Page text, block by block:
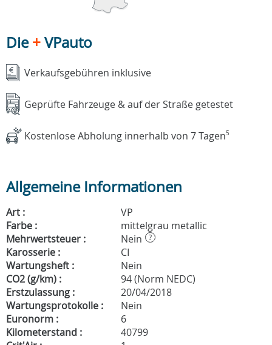
Die+VPauto
Verkaufsgebühren inklusive
Geprüfte Fahrzeuge & auf der Straße getestet
Kostenlose Abholung innerhalb von 7 Tagen5
Allgemeine Informationen
Art :
VP
Farbe :
mittelgrau metallic
Mehrwertsteuer :
Nein ?
Karosserie :
CI
Wartungsheft :
Nein
CO2 (g/km) :
94 (Norm NEDC)
Erstzulassung :
20/04/2018
Wartungsprotokolle :
Nein
Euronorm :
6
Kilometerstand :
40799